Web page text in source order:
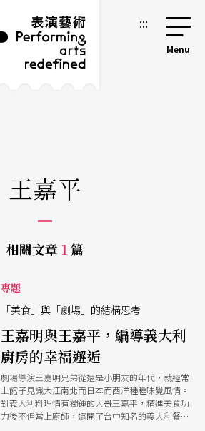
:::
王嘉平
相關文章 1 篇
專題
「美食」與「劇場」的結構思考
王嘉明與王嘉平，編導義大利
廚房的幸福邂逅
劇場導演王嘉明兄弟從還是小朋友的年代，就經常
上館子見識大江南北而日本而西洋種種味覺風情。
對義大利料理情有獨鍾的大哥王嘉平，精進美食功
力後不但當上廚師，還開了台中知名的義大利餐廳